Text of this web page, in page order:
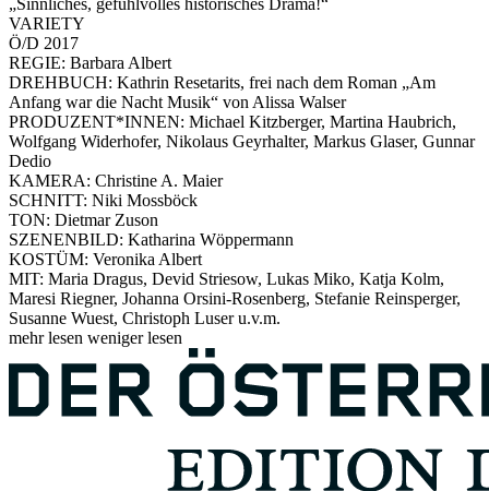
VARIETY
Ö/D 2017
REGIE: Barbara Albert
DREHBUCH: Kathrin Resetarits, frei nach dem Roman „Am
Anfang war die Nacht Musik“ von Alissa Walser
PRODUZENT*INNEN: Michael Kitzberger, Martina Haubrich,
Wolfgang Widerhofer, Nikolaus Geyrhalter, Markus Glaser, Gunnar
Dedio
KAMERA: Christine A. Maier
SCHNITT: Niki Mossböck
TON: Dietmar Zuson
SZENENBILD: Katharina Wöppermann
KOSTÜM: Veronika Albert
MIT: Maria Dragus, Devid Striesow, Lukas Miko, Katja Kolm,
Maresi Riegner, Johanna Orsini-Rosenberg, Stefanie Reinsperger,
Susanne Wuest, Christoph Luser u.v.m.
mehr lesen weniger lesen